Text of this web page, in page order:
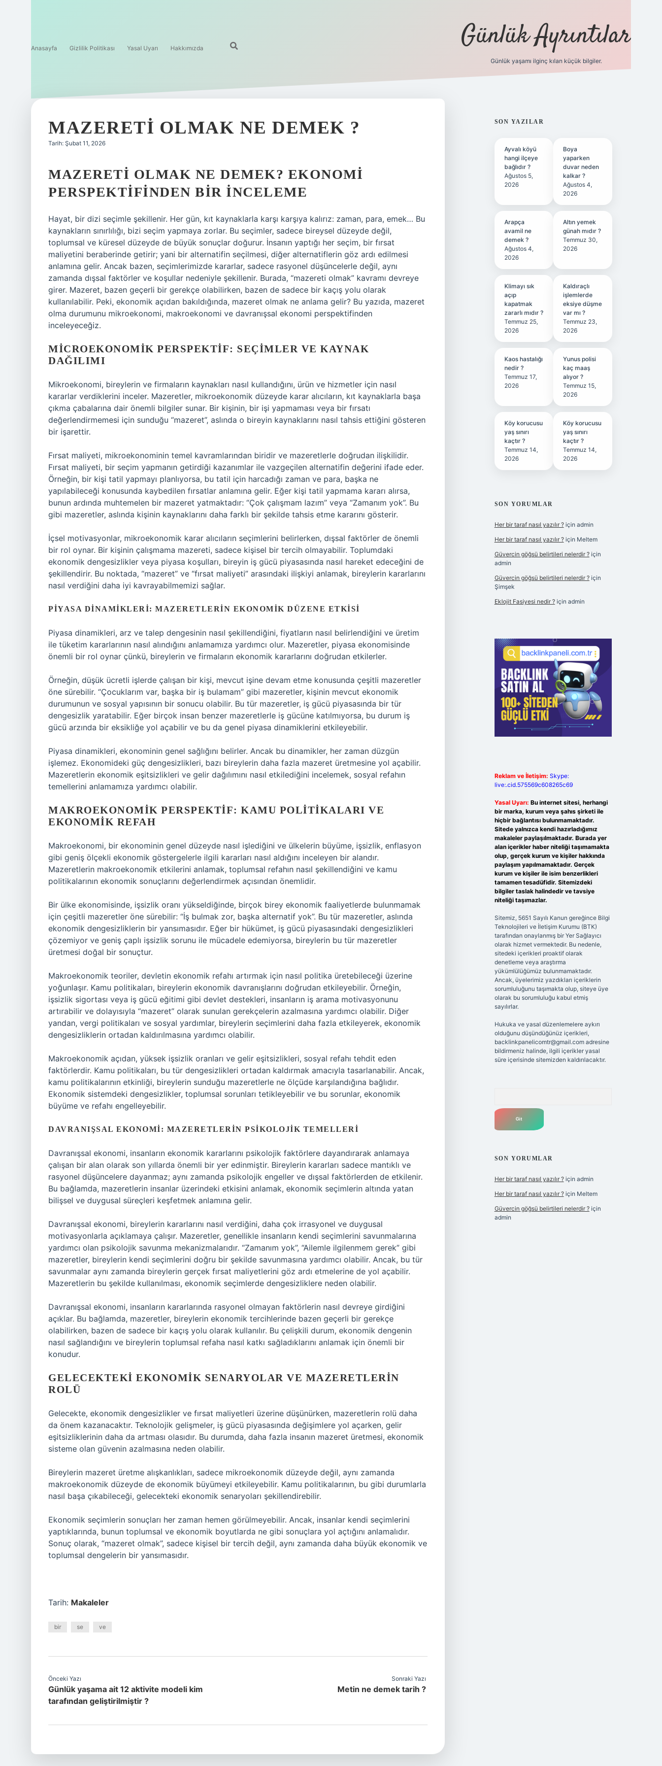
Anasayfa Gizlilik Politikası Yasal Uyarı Hakkımızda Günlük Ayrıntılar
Günlük yaşamı ilginç kılan küçük bilgiler.
MAZERETI OLMAK NE DEMEK ?
Tarih: Şubat 11, 2026
MAZERETI OLMAK NE DEMEK? EKONOMI
PERSPEKTIFINDEN BIR İNCELEME
Hayat, bir dizi seçimle şekillenir. Her gün, kıt kaynaklarla karşı karşıya kalırız: zaman, para, emek… Bu
kaynakların sınırlılığı, bizi seçim yapmaya zorlar. Bu seçimler, sadece bireysel düzeyde değil,
toplumsal ve küresel düzeyde de büyük sonuçlar doğurur. İnsanın yaptığı her seçim, bir fırsat
maliyetini beraberinde getirir; yani bir alternatifin seçilmesi, diğer alternatiflerin göz ardı edilmesi
anlamına gelir. Ancak bazen, seçimlerimizde kararlar, sadece rasyonel düşüncelerle değil, aynı
zamanda dışsal faktörler ve koşullar nedeniyle şekillenir. Burada, “mazereti olmak” kavramı devreye
girer. Mazeret, bazen geçerli bir gerekçe olabilirken, bazen de sadece bir kaçış yolu olarak
kullanılabilir. Peki, ekonomik açıdan bakıldığında, mazeret olmak ne anlama gelir? Bu yazıda, mazeret
olma durumunu mikroekonomi, makroekonomi ve davranışsal ekonomi perspektifinden
inceleyeceğiz.
MICROEKONOMIK PERSPEKTIF: SEÇIMLER VE KAYNAK
DAĞILIMI
Mikroekonomi, bireylerin ve firmaların kaynakları nasıl kullandığını, ürün ve hizmetler için nasıl
kararlar verdiklerini inceler. Mazeretler, mikroekonomik düzeyde karar alıcıların, kıt kaynaklarla başa
çıkma çabalarına dair önemli bilgiler sunar. Bir kişinin, bir işi yapmaması veya bir fırsatı
değerlendirmemesi için sunduğu “mazeret”, aslında o bireyin kaynaklarını nasıl tahsis ettiğini gösteren
bir işarettir.
Fırsat maliyeti, mikroekonominin temel kavramlarından biridir ve mazeretlerle doğrudan ilişkilidir.
Fırsat maliyeti, bir seçim yapmanın getirdiği kazanımlar ile vazgeçilen alternatifin değerini ifade eder.
Örneğin, bir kişi tatil yapmayı planlıyorsa, bu tatil için harcadığı zaman ve para, başka ne
yapılabileceği konusunda kaybedilen fırsatlar anlamına gelir. Eğer kişi tatil yapmama kararı alırsa,
bunun ardında muhtemelen bir mazeret yatmaktadır: “Çok çalışmam lazım” veya “Zamanım yok”. Bu
gibi mazeretler, aslında kişinin kaynaklarını daha farklı bir şekilde tahsis etme kararını gösterir.
İçsel motivasyonlar, mikroekonomik karar alıcıların seçimlerini belirlerken, dışsal faktörler de önemli
bir rol oynar. Bir kişinin çalışmama mazereti, sadece kişisel bir tercih olmayabilir. Toplumdaki
ekonomik dengesizlikler veya piyasa koşulları, bireyin iş gücü piyasasında nasıl hareket edeceğini de
şekillendirir. Bu noktada, “mazeret” ve “fırsat maliyeti” arasındaki ilişkiyi anlamak, bireylerin kararlarını
nasıl verdiğini daha iyi kavrayabilmemizi sağlar.
PIYASA DINAMIKLERI: MAZERETLERIN EKONOMIK DÜZENE ETKISI
Piyasa dinamikleri, arz ve talep dengesinin nasıl şekillendiğini, fiyatların nasıl belirlendiğini ve üretim
ile tüketim kararlarının nasıl alındığını anlamamıza yardımcı olur. Mazeretler, piyasa ekonomisinde
önemli bir rol oynar çünkü, bireylerin ve firmaların ekonomik kararlarını doğrudan etkilerler.
Örneğin, düşük ücretli işlerde çalışan bir kişi, mevcut işine devam etme konusunda çeşitli mazeretler
öne sürebilir. “Çocuklarım var, başka bir iş bulamam” gibi mazeretler, kişinin mevcut ekonomik
durumunun ve sosyal yapısının bir sonucu olabilir. Bu tür mazeretler, iş gücü piyasasında bir tür
dengesizlik yaratabilir. Eğer birçok insan benzer mazeretlerle iş gücüne katılmıyorsa, bu durum iş
gücü arzında bir eksikliğe yol açabilir ve bu da genel piyasa dinamiklerini etkileyebilir.
Piyasa dinamikleri, ekonominin genel sağlığını belirler. Ancak bu dinamikler, her zaman düzgün
işlemez. Ekonomideki güç dengesizlikleri, bazı bireylerin daha fazla mazeret üretmesine yol açabilir.
Mazeretlerin ekonomik eşitsizlikleri ve gelir dağılımını nasıl etkilediğini incelemek, sosyal refahın
temellerini anlamamıza yardımcı olabilir.
MAKROEKONOMIK PERSPEKTIF: KAMU POLITIKALARI VE
EKONOMIK REFAH
Makroekonomi, bir ekonominin genel düzeyde nasıl işlediğini ve ülkelerin büyüme, işsizlik, enflasyon
gibi geniş ölçekli ekonomik göstergelerle ilgili kararları nasıl aldığını inceleyen bir alandır.
Mazeretlerin makroekonomik etkilerini anlamak, toplumsal refahın nasıl şekillendiğini ve kamu
politikalarının ekonomik sonuçlarını değerlendirmek açısından önemlidir.
Bir ülke ekonomisinde, işsizlik oranı yükseldiğinde, birçok birey ekonomik faaliyetlerde bulunmamak
için çeşitli mazeretler öne sürebilir: “İş bulmak zor, başka alternatif yok”. Bu tür mazeretler, aslında
ekonomik dengesizliklerin bir yansımasıdır. Eğer bir hükümet, iş gücü piyasasındaki dengesizlikleri
çözemiyor ve geniş çaplı işsizlik sorunu ile mücadele edemiyorsa, bireylerin bu tür mazeretler
üretmesi doğal bir sonuçtur.
Makroekonomik teoriler, devletin ekonomik refahı artırmak için nasıl politika üretebileceği üzerine
yoğunlaşır. Kamu politikaları, bireylerin ekonomik davranışlarını doğrudan etkileyebilir. Örneğin,
işsizlik sigortası veya iş gücü eğitimi gibi devlet destekleri, insanların iş arama motivasyonunu
artırabilir ve dolayısıyla “mazeret” olarak sunulan gerekçelerin azalmasına yardımcı olabilir. Diğer
yandan, vergi politikaları ve sosyal yardımlar, bireylerin seçimlerini daha fazla etkileyerek, ekonomik
dengesizliklerin ortadan kaldırılmasına yardımcı olabilir.
Makroekonomik açıdan, yüksek işsizlik oranları ve gelir eşitsizlikleri, sosyal refahı tehdit eden
faktörlerdir. Kamu politikaları, bu tür dengesizlikleri ortadan kaldırmak amacıyla tasarlanabilir. Ancak,
kamu politikalarının etkinliği, bireylerin sunduğu mazeretlerle ne ölçüde karşılandığına bağlıdır.
Ekonomik sistemdeki dengesizlikler, toplumsal sorunları tetikleyebilir ve bu sorunlar, ekonomik
büyüme ve refahı engelleyebilir.
DAVRANIŞSAL EKONOMI: MAZERETLERIN PSIKOLOJIK TEMELLERI
Davranışsal ekonomi, insanların ekonomik kararlarını psikolojik faktörlere dayandırarak anlamaya
çalışan bir alan olarak son yıllarda önemli bir yer edinmiştir. Bireylerin kararları sadece mantıklı ve
rasyonel düşüncelere dayanmaz; aynı zamanda psikolojik engeller ve dışsal faktörlerden de etkilenir.
Bu bağlamda, mazeretlerin insanlar üzerindeki etkisini anlamak, ekonomik seçimlerin altında yatan
bilişsel ve duygusal süreçleri keşfetmek anlamına gelir.
Davranışsal ekonomi, bireylerin kararlarını nasıl verdiğini, daha çok irrasyonel ve duygusal
motivasyonlarla açıklamaya çalışır. Mazeretler, genellikle insanların kendi seçimlerini savunmalarına
yardımcı olan psikolojik savunma mekanizmalarıdır. “Zamanım yok”, “Ailemle ilgilenmem gerek” gibi
mazeretler, bireylerin kendi seçimlerini doğru bir şekilde savunmasına yardımcı olabilir. Ancak, bu tür
savunmalar aynı zamanda bireylerin gerçek fırsat maliyetlerini göz ardı etmelerine de yol açabilir.
Mazeretlerin bu şekilde kullanılması, ekonomik seçimlerde dengesizliklere neden olabilir.
Davranışsal ekonomi, insanların kararlarında rasyonel olmayan faktörlerin nasıl devreye girdiğini
açıklar. Bu bağlamda, mazeretler, bireylerin ekonomik tercihlerinde bazen geçerli bir gerekçe
olabilirken, bazen de sadece bir kaçış yolu olarak kullanılır. Bu çelişkili durum, ekonomik dengenin
nasıl sağlandığını ve bireylerin toplumsal refaha nasıl katkı sağladıklarını anlamak için önemli bir
konudur.
GELECEKTEKI EKONOMIK SENARYOLAR VE MAZERETLERIN
ROLÜ
Gelecekte, ekonomik dengesizlikler ve fırsat maliyetleri üzerine düşünürken, mazeretlerin rolü daha
da önem kazanacaktır. Teknolojik gelişmeler, iş gücü piyasasında değişimlere yol açarken, gelir
eşitsizliklerinin daha da artması olasıdır. Bu durumda, daha fazla insanın mazeret üretmesi, ekonomik
sisteme olan güvenin azalmasına neden olabilir.
Bireylerin mazeret üretme alışkanlıkları, sadece mikroekonomik düzeyde değil, aynı zamanda
makroekonomik düzeyde de ekonomik büyümeyi etkileyebilir. Kamu politikalarının, bu gibi durumlarla
nasıl başa çıkabileceği, gelecekteki ekonomik senaryoları şekillendirebilir.
Ekonomik seçimlerin sonuçları her zaman hemen görülmeyebilir. Ancak, insanlar kendi seçimlerini
yaptıklarında, bunun toplumsal ve ekonomik boyutlarda ne gibi sonuçlara yol açtığını anlamalıdır.
Sonuç olarak, “mazeret olmak”, sadece kişisel bir tercih değil, aynı zamanda daha büyük ekonomik ve
toplumsal dengelerin bir yansımasıdır.
Tarih: Makaleler
bir se ve
Önceki Yazı
Günlük yaşama ait 12 aktivite modeli kim
tarafından geliştirilmiştir ?
Sonraki Yazı
Metin ne demek tarih ?
SIDEBAR
SON YAZILAR
Ayvalı köyü
hangi ilçeye
bağlıdır ?
Ağustos 5,
2026
Boya
yaparken
duvar neden
kalkar ?
Ağustos 4,
2026
Arapça
avamil ne
demek ?
Ağustos 4,
2026
Altın yemek
günah mıdır ?
Temmuz 30,
2026
Klimayı sık
açıp
kapatmak
zararlı mıdır ?
Temmuz 25,
2026
Kaldıraçlı
işlemlerde
eksiye düşme
var mı ?
Temmuz 23,
2026
Kaos hastalığı
nedir ?
Temmuz 17,
2026
Yunus polisi
kaç maaş
alıyor ?
Temmuz 15,
2026
Köy korucusu
yaş sınırı
kaçtır ?
Temmuz 14,
2026
Köy korucusu
yaş sınırı
kaçtır ?
Temmuz 14,
2026
SON YORUMLAR
Her bir taraf nasıl yazılır ?için admin
Her bir taraf nasıl yazılır ?için Meltem
Güvercin göğsü belirtileri nelerdir ?için
admin
Güvercin göğsü belirtileri nelerdir ?için
Şimşek
Eklojit Fasiyesi nedir ?için admin
Reklam ve İletişim: Skype:
live:.cid.575569c608265c69
Yasal Uyarı: Bu internet sitesi, herhangi
bir marka, kurum veya şahıs şirketi ile
hiçbir bağlantısı bulunmamaktadır.
Sitede yalnızca kendi hazırladığımız
makaleler paylaşılmaktadır. Burada yer
alan içerikler haber niteliği taşımamakta
olup, gerçek kurum ve kişiler hakkında
paylaşım yapılmamaktadır. Gerçek
kurum ve kişiler ile isim benzerlikleri
tamamen tesadüfidir. Sitemizdeki
bilgiler taslak halindedir ve tavsiye
niteliği taşımazlar.
Sitemiz, 5651 Sayılı Kanun gereğince Bilgi
Teknolojileri ve İletişim Kurumu (BTK)
tarafından onaylanmış bir Yer Sağlayıcı
olarak hizmet vermektedir. Bu nedenle,
sitedeki içerikleri proaktif olarak
denetleme veya araştırma
yükümlülüğümüz bulunmamaktadır.
Ancak, üyelerimiz yazdıkları içeriklerin
sorumluluğunu taşımakta olup, siteye üye
olarak bu sorumluluğu kabul etmiş
sayılırlar.
Hukuka ve yasal düzenlemelere aykırı
olduğunu düşündüğünüz içerikleri,
backlinkpanelicomtr@gmail.comadresine
bildirmeniz halinde, ilgili içerikler yasal
süre içerisinde sitemizden kaldırılacaktır.
SON YORUMLAR
Her bir taraf nasıl yazılır ?için admin
Her bir taraf nasıl yazılır ?için Meltem
Güvercin göğsü belirtileri nelerdir ?için
admin